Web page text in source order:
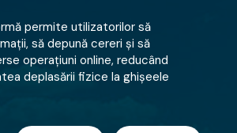
permite utilizatorilor să
să depună cereri și să
operațiuni online, reducând
deplasării fizice la ghișeele